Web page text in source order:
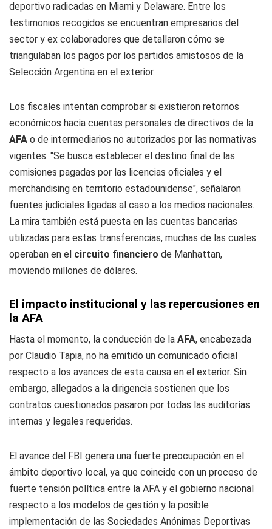
deportivo radicadas en Miami y Delaware. Entre los
testimonios recogidos se encuentran empresarios del
sector y ex colaboradores que detallaron cómo se
triangulaban los pagos por los partidos amistosos de la
Selección Argentina en el exterior.
Los fiscales intentan comprobar si existieron retornos
económicos hacia cuentas personales de directivos de la
AFA o de intermediarios no autorizados por las normativas
vigentes. "Se busca establecer el destino final de las
comisiones pagadas por las licencias oficiales y el
merchandising en territorio estadounidense", señalaron
fuentes judiciales ligadas al caso a los medios nacionales.
La mira también está puesta en las cuentas bancarias
utilizadas para estas transferencias, muchas de las cuales
operaban en el circuito financiero de Manhattan,
moviendo millones de dólares.
El impacto institucional y las repercusiones en
la AFA
Hasta el momento, la conducción de la AFA, encabezada
por Claudio Tapia, no ha emitido un comunicado oficial
respecto a los avances de esta causa en el exterior. Sin
embargo, allegados a la dirigencia sostienen que los
contratos cuestionados pasaron por todas las auditorías
internas y legales requeridas.
El avance del FBI genera una fuerte preocupación en el
ámbito deportivo local, ya que coincide con un proceso de
fuerte tensión política entre la AFA y el gobierno nacional
respecto a los modelos de gestión y la posible
implementación de las Sociedades Anónimas Deportivas